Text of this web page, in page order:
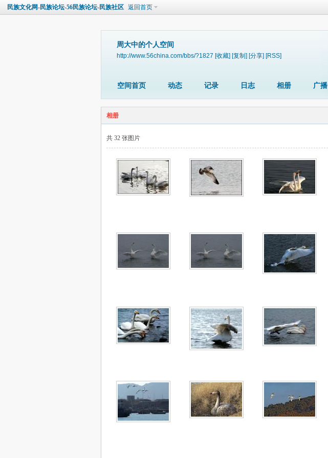
民族文化网-民族论坛-56民族论坛-民族社区 返回首页
周大中的个人空间
http://www.56china.com/bbs/?1827 [收藏] [复制] [分享] [RSS]
空间首页 动态 记录 日志 相册 广播
相册
共 32 张图片